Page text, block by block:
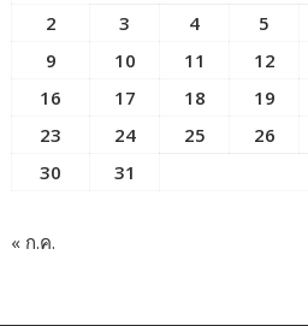
2
3 4 5
9
10 11 12
16
17 18 19
23
24 25 26
30
31
« ก.ค.